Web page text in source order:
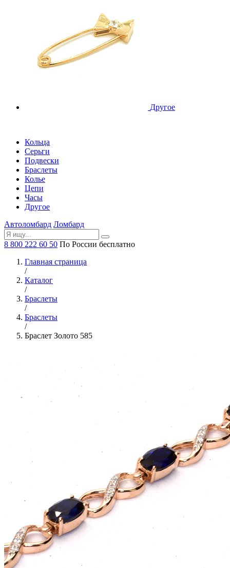
Другое
Кольца
Серьги
Подвески
Браслеты
Колье
Цепи
Часы
Другое
Автоломбард Ломбард
8 800 222 60 50 По России бесплатно
Главная страница
/
Каталог
/
Браслеты
/
Браслеты
/
Браслет Золото 585